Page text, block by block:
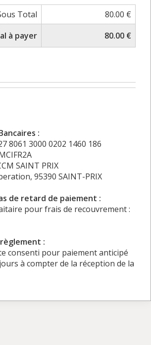
Total
80.00 €
à payer
80.00 €
:
8061 3000 0202 1460 186
SAINT PRIX
95390 SAINT-PRIX
de retard de paiement :
pour frais de recouvrement :
:
consenti pour paiement anticipé
à compter de la réception de la